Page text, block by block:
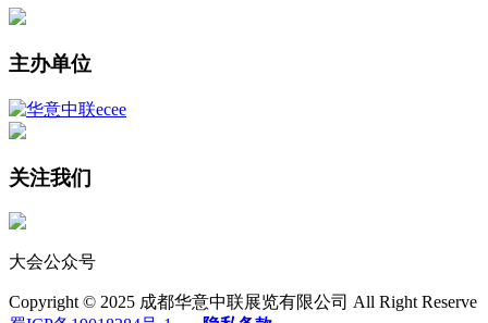
主办单位
关注我们
大会公众号
Copyright © 2025 成都华意中联展览有限公司 All Right Reserve